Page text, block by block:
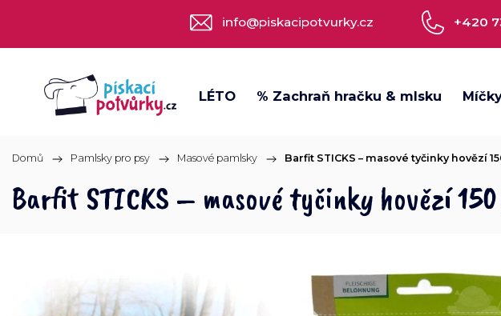
+420
info@piskacipotvurky.cz
LÉTO % Zachraň hračku & mlsku
Domů / Pamlsky pro psy / Masové pamlsky / Barfit STICKS – masové tyčinky hovězí
Barfit STICKS – masové tyčinky hovězí 150